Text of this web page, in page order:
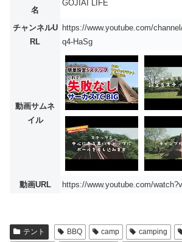
名
GOJIAI LIFE
チャンネルU
RL
https://www.youtube.com/
q4-HaSg
動画サムネ
イル
動画URL https://www.youtube.com/
テント BBQ camp camping